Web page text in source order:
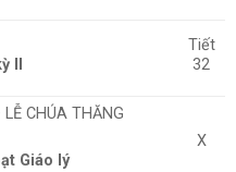
II
Tiết
32
CHÚA THĂNG
Giáo lý
X